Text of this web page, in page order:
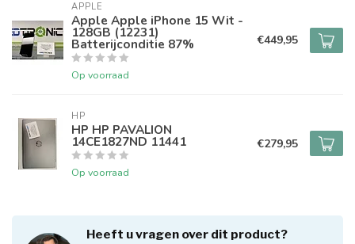
APPLE
Apple Apple iPhone 15 Wit -
128GB (12231)
Batterijconditie 87%
Op voorraad
€449,95
HP
HP HP PAVALION
14CE1827ND 11441
Op voorraad
€279,95
Heeft u vragen over dit product?